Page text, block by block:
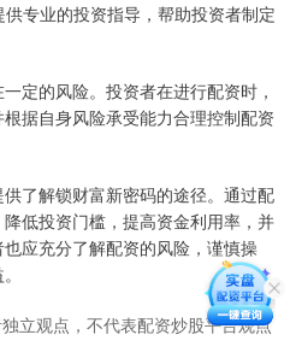
专业的投资指导，帮助投资者制定
定的风险。投资者在进行配资时，
据自身风险承受能力合理控制配资
了解锁财富新密码的途径。通过配
低投资门槛，提高资金利用率，并
应充分了解配资的风险，谨慎操
立观点，不代表配资炒股平台观点